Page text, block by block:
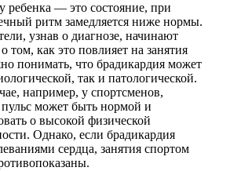
ребенка — это состояние, при
ритм замедляется ниже нормы.
узнав о диагнозе, начинают
том, как это повлияет на занятия
понимать, что брадикардия может
так и патологической.
например, у спортсменов,
может быть нормой и
о высокой физической
Однако, если брадикардия
сердца, занятия спортом